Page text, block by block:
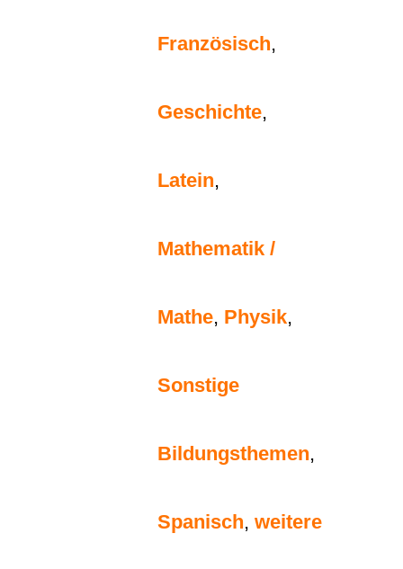
Französisch,
Geschichte,
Latein,
Mathematik /
Mathe, Physik,
Sonstige
Bildungsthemen,
Spanisch, weitere